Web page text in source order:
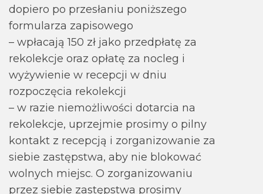
dopiero po przesłaniu poniższego
formularza zapisowego
– wpłacają 150 zł jako przedpłatę za
rekolekcje oraz opłatę za nocleg i
wyżywienie w recepcji w dniu
rozpoczęcia rekolekcji
– w razie niemożliwości dotarcia na
rekolekcje, uprzejmie prosimy o pilny
kontakt z recepcją i zorganizowanie za
siebie zastępstwa, aby nie blokować
wolnych miejsc. O zorganizowaniu
przez siebie zastępstwa prosimy